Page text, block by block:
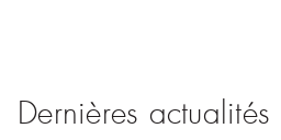
Dernières actualités